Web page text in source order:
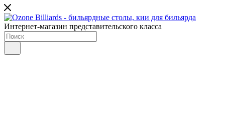
Интернет-магазин представительского класса